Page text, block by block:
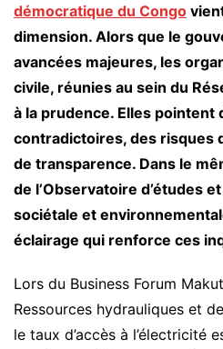
démocratique du Congo
dimension. Alors que le
avancées majeures, les
civile, réunies au sein du
à la prudence. Elles pointent
contradictoires, des risques
de transparence. Dans le
de l’Observatoire d’études
sociétale et
éclairage qui renforce ces
Lors du Business Forum
Ressources hydrauliques et
le taux d’accès à l’électricité